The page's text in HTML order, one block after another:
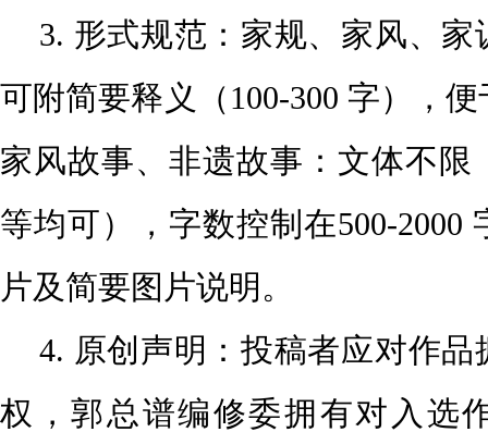
3. 形式规范： 家规、家风、家
可附简要释义（100-300 字），
家风故事、非遗故事：文体不限
等均可），字数控制在500-2000
片及简要图片说明。
4. 原创声明：投稿者应对作品
权，郭总谱编修委拥有对 入选